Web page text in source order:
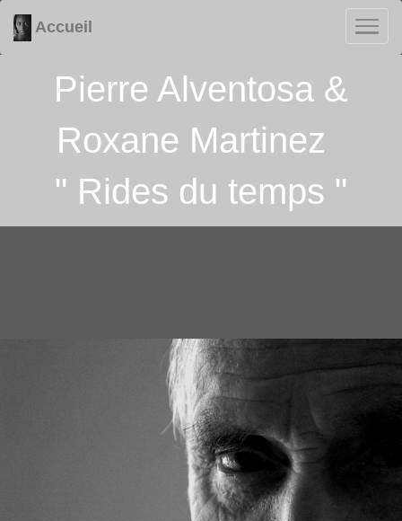
Accueil
Pierre Alventosa &
Roxane Martinez
" Rides du temps "